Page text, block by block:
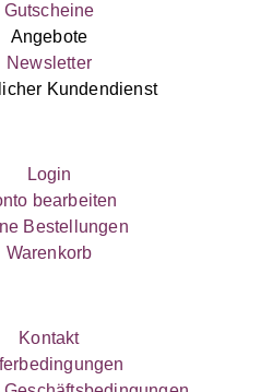
Gutscheine
Angebote
Newsletter
Kundendienst
Login
bearbeiten
Bestellungen
Warenkorb
Kontakt